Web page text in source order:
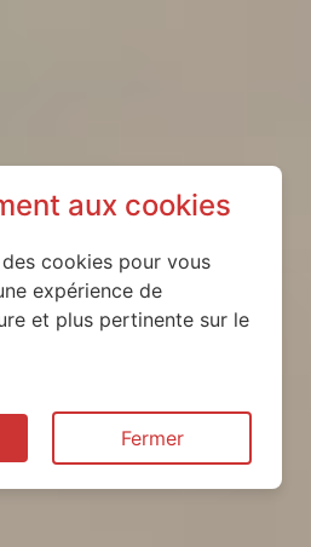
aux cookies
cookies pour vous
expérience de
et plus pertinente sur le
Fermer